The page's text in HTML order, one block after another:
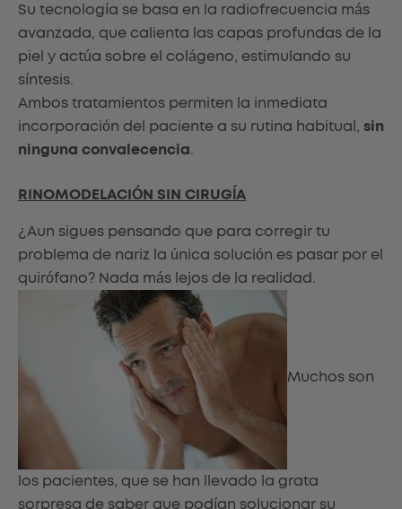
Su tecnología se basa en la radiofrecuencia más
avanzada, que calienta las capas profundas de la
piel y actúa sobre el colágeno, estimulando su
síntesis.
Ambos tratamientos permiten la inmediata
incorporación del paciente a su rutina habitual, sin
ninguna convalecencia.
RINOMODELACIÓN SIN CIRUGÍA
¿Aun sigues pensando que para corregir tu
problema de nariz la única solución es pasar por el
quirófano? Nada más lejos de la realidad.
Muchos son
los pacientes, que se han llevado la grata
sorpresa de saber que podían solucionar su